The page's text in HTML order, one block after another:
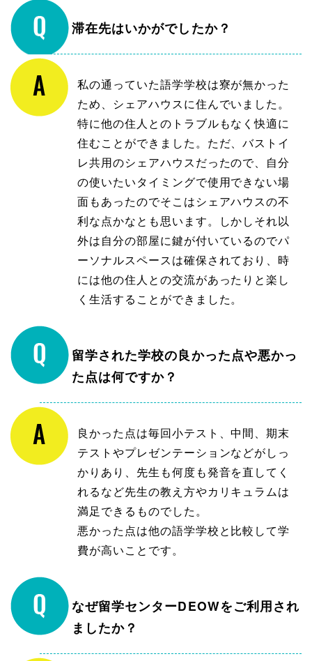
滞在先はいかがでしたか？
私の通っていた語学学校は寮が無かった
ため、シェアハウスに住んでいました。
特に他の住人とのトラブルもなく快適に
住むことができました。ただ、バストイ
レ共用のシェアハウスだったので、自分
の使いたいタイミングで使用できない場
面もあったのでそこはシェアハウスの不
利な点かなとも思います。しかしそれ以
外は自分の部屋に鍵が付いているのでパ
ーソナルスペースは確保されており、時
には他の住人との交流があったりと楽し
く生活することができました。
留学された学校の良かった点や悪かっ
た点は何ですか？
良かった点は毎回小テスト、中間、期末
テストやプレゼンテーションなどがしっ
かりあり、先生も何度も発音を直してく
れるなど先生の教え方やカリキュラムは
満足できるものでした。
悪かった点は他の語学学校と比較して学
費が高いことです。
なぜ留学センターDEOWをご利用され
ましたか？